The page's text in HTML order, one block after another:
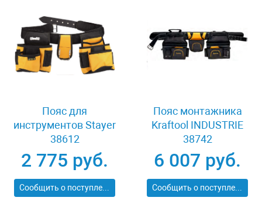
Пояс для
инструментов Stayer
38612
2 775 руб.
Сообщить о поступлении
Пояс монтажника
Kraftool INDUSTRIE
38742
6 007 руб.
Сообщить о поступлении